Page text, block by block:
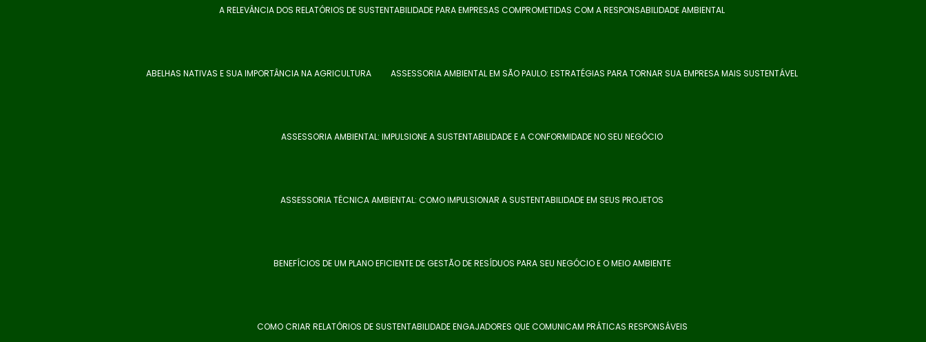
A RELEVÂNCIA DOS RELATÓRIOS DE SUSTENTABILIDADE PARA EMPRESAS COMPROMETIDAS COM A RESPONSABILIDADE AMBIENTAL
ABELHAS NATIVAS E SUA IMPORTÂNCIA NA AGRICULTURA ASSESSORIA AMBIENTAL EM SÃO PAULO: ESTRATÉGIAS PARA TORNAR SUA EMPRESA MAIS SUSTENTÁVEL
ASSESSORIA AMBIENTAL: IMPULSIONE A SUSTENTABILIDADE E A CONFORMIDADE NO SEU NEGÓCIO
ASSESSORIA TÉCNICA AMBIENTAL: COMO IMPULSIONAR A SUSTENTABILIDADE EM SEUS PROJETOS
BENEFÍCIOS DE UM PLANO EFICIENTE DE GESTÃO DE RESÍDUOS PARA SEU NEGÓCIO E O MEIO AMBIENTE
COMO CRIAR RELATÓRIOS DE SUSTENTABILIDADE ENGAJADORES QUE COMUNICAM PRÁTICAS RESPONSÁVEIS